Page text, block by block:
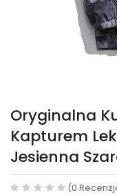
Oryginalna
Kapturem
Jesienna
(0